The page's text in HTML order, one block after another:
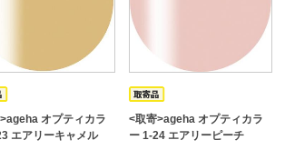
オプティカラ
エアリーキャメル
<取寄>ageha オプティカラ
ー 1-24 エアリーピーチ